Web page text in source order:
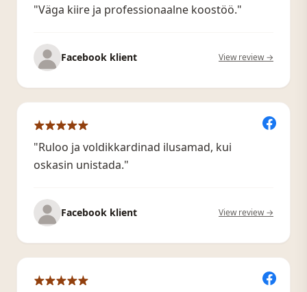
"Väga kiire ja professionaalne koostöö."
Facebook klient View review →
"Ruloo ja voldikkardinad ilusamad, kui
oskasin unistada."
Facebook klient View review →